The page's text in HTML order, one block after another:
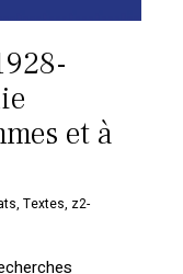
et à
,Textes, z2-